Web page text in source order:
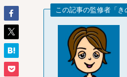
この記事の監修者「き